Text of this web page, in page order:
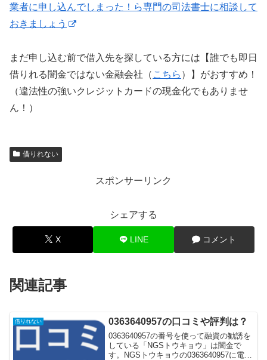
業者に申し込んでしまった！ら専門の司法書士に相談して
おきましょう
まだ申し込む前で借入先を探している方には【誰でも即日
借りれる闇金ではない金融会社（ こちら ）】がおすすめ！
（違法性の強いクレジットカードの現金化でもありませ
ん！）
借りれない
スポンサーリンク
シェアする
X LINE コメント
関連記事
借りれない 0363640957の口コミや評判は？
0363640957の番号を使って融資の勧誘を
している「NGSトウキョウ」は闇金で
す。NGSトウキョウの0363640957に電話